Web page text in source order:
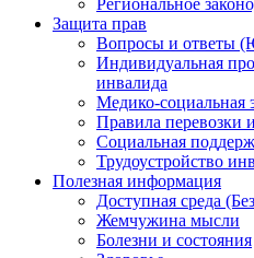
Региональное
Защита прав
Вопросы и ответы
Индивидуальная
инвалида
Медико-социальная
Правила перевозки
Социальная
Трудоустройство
Полезная информация
Доступная среда
Жемчужина мысли
Болезни и состояния